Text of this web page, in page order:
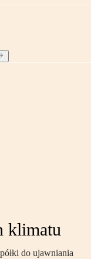
klimatu
do ujawniania